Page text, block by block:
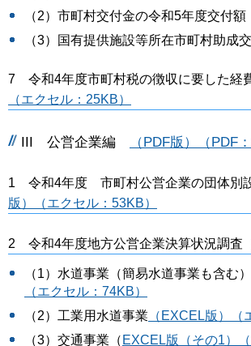
（2）市町村交付金の令和5年度交付額
（3）国有提供施設等所在市町村助成
7 令和4年度市町村税の徴収に要した経
（エクセル：25KB）
III 公営企業編 （PDF版）（PDF
1 令和4年度 市町村公営企業の団体別
版）（エクセル：53KB）
2 令和4年度地方公営企業決算状況調査
（1）水道事業（簡易水道事業も含む）
（エクセル：74KB）
（2）工業用水道事業 （EXCEL版）（
（3）交通事業（ EXCEL版（その1）（